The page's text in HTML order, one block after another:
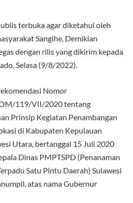
terbuka agar diketahui oleh
Sangihe, Demikian
dengan rilis yang dikirim kepada
Selasa (9/8/2022).
Nomor
119/VII/2020 tentang
Prinsip Kegiatan Penambangan
di Kabupaten Kepulauan
Utara, bertanggal 15 Juli 2020
Dinas PMPTSPD (Penanaman
Satu Pintu Daerah) Sulawesi
atas nama Gubernur